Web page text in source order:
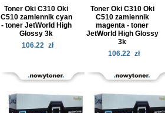
Toner Oki C310 Oki
C510 zamiennik cyan
- toner JetWorld High
Glossy 3k
106.22 zł
Toner Oki C310 Oki
C510 zamiennik
magenta - toner
JetWorld High Glossy
3k
106.22 zł